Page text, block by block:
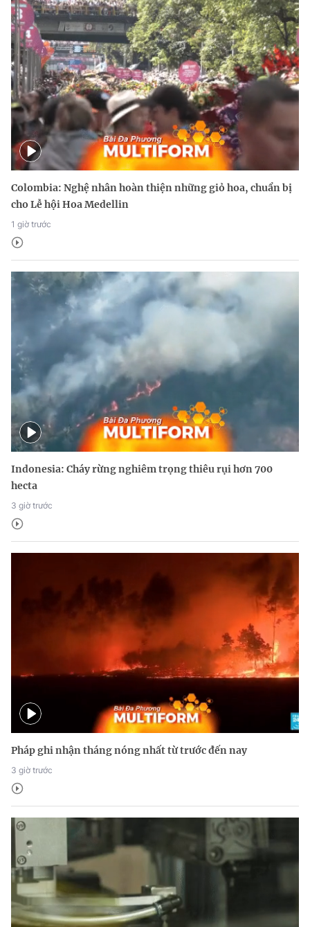
Colombia: Nghệ nhân hoàn thiện những giỏ hoa, chuẩn bị
cho Lễ hội Hoa Medellin
1 giờ trước
Indonesia: Cháy rừng nghiêm trọng thiêu rụi hơn 700
hecta
3 giờ trước
Pháp ghi nhận tháng nóng nhất từ trước đến nay
3 giờ trước